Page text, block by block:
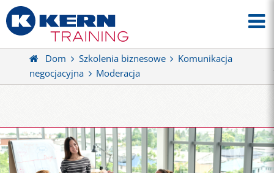
Dom Szkolenia biznesowe
Komunikacja
negocjacyjna
Moderacja